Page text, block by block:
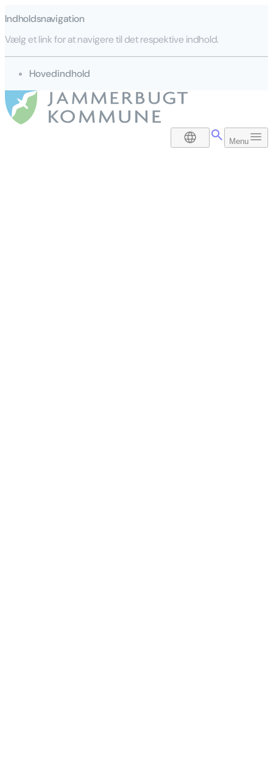
Indholdsnavigation
Vælg et link for at navigere til det respektive indhold.
gå til
Hovedindhold
DA Menu